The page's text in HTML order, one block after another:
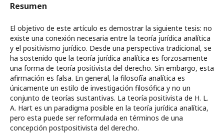
Resumen
El objetivo de este artículo es demostrar la siguiente tesis: no
existe una conexión necesaria entre la teoría jurídica analítica
y el positivismo jurídico. Desde una perspectiva tradicional, se
ha sostenido que la teoría jurídica analítica es forzosamente
una forma de teoría positivista del derecho. Sin embargo, esta
afirmación es falsa. En general, la filosofía analítica es
únicamente un estilo de investigación filosófica y no un
conjunto de teorías sustantivas. La teoría positivista de H. L.
A. Hart es un paradigma posible en la teoría jurídica analítica,
pero esta puede ser reformulada en términos de una
concepción postpositivista del derecho.